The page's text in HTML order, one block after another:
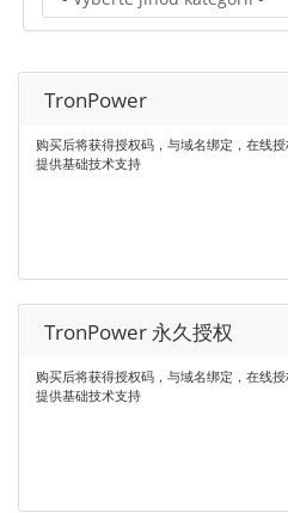
TronPower
购买后将获得授权码，与域名绑定，在线授
提供基础技术支持
TronPower 永久授权
购买后将获得授权码，与域名绑定，在线授
提供基础技术支持